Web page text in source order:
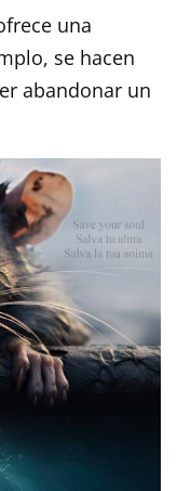
una
se hacen
abandonar un